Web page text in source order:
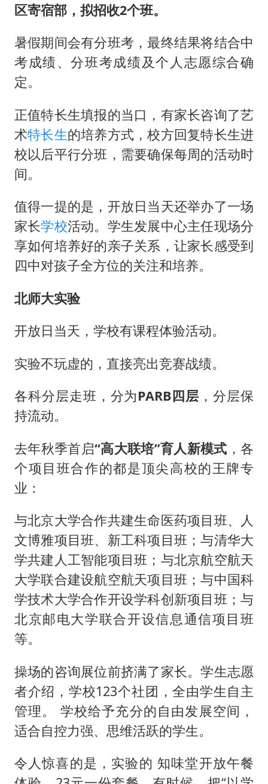
区寄宿部，拟招收2个班。
暑假期间会有分班考，最终结果将结合中
考成绩、分班考成绩及个人志愿综合确
定。
正值特长生填报的当口，有家长咨询了艺
术特长生的培养方式，校方回复特长生进
校以后平行分班，需要确保每周的活动时
间。
值得一提的是，开放日当天还举办了一场
家长学校活动。学生发展中心主任现场分
享如何培养好的亲子关系，让家长感受到
四中对孩子全方位的关注和培养。
北师大实验
开放日当天，学校有课程体验活动。
实验不玩虚的，直接亮出竞赛战绩。
各科分层走班，分为PARB四层 ，分层保
持流动。
去年秋季首启“高大联培”育人新模式 ，各
个项目班合作的都是顶尖高校的王牌专
业：
与北京大学合作共建生命医药项目班、人
文博雅项目班、新工科项目班；与清华大
学共建人工智能项目班；与北京航空航天
大学联合建设航空航天项目班；与中国科
学技术大学合作开设学科创新项目班；与
北京邮电大学联合开设信息通信项目班
等。
操场的咨询展位前挤满了家长。学生志愿
者介绍，学校123个社团，全由学生自主
管理。 学校给予充分的自由发展空间，
适合自控力强、思维活跃的学生。
令人惊喜的是，实验的 知味堂开放午餐